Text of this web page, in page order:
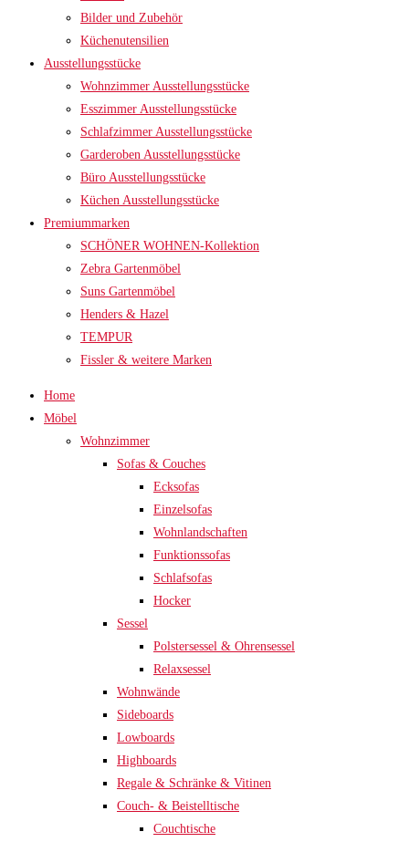
Bilder und Zubehör
Küchenutensilien
Ausstellungsstücke
Wohnzimmer Ausstellungsstücke
Esszimmer Ausstellungsstücke
Schlafzimmer Ausstellungsstücke
Garderoben Ausstellungsstücke
Büro Ausstellungsstücke
Küchen Ausstellungsstücke
Premiummarken
SCHÖNER WOHNEN-Kollektion
Zebra Gartenmöbel
Suns Gartenmöbel
Henders & Hazel
TEMPUR
Fissler & weitere Marken
Home
Möbel
Wohnzimmer
Sofas & Couches
Ecksofas
Einzelsofas
Wohnlandschaften
Funktionssofas
Schlafsofas
Hocker
Sessel
Polstersessel & Ohrensessel
Relaxsessel
Wohnwände
Sideboards
Lowboards
Highboards
Regale & Schränke & Vitinen
Couch- & Beistelltische
Couchtische